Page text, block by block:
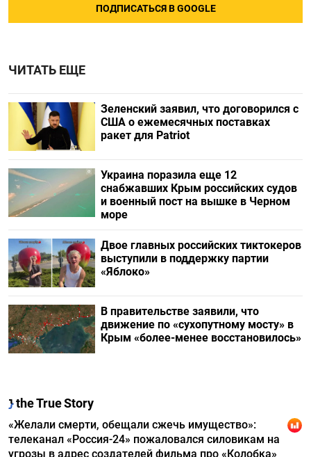
ПОДПИСАТЬСЯ В GOOGLE
ЧИТАТЬ ЕЩЕ
Зеленский заявил, что договорился с
США о ежемесячных поставках
ракет для Patriot
Украина поразила еще 12
снабжавших Крым российских судов
и военный пост на вышке в Черном
море
Двое главных российских тиктокеров
выступили в поддержку партии
«Яблоко»
В правительстве заявили, что
движение по «сухопутному мосту» в
Крым «более-менее восстановилось»